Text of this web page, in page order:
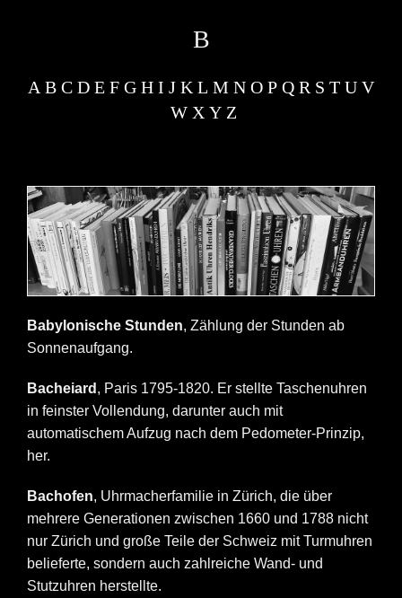
B
A B C D E F G H I J K L M N O P Q R S T U V
W X Y Z
Babylonische Stunden, Zählung der Stunden ab
Sonnenaufgang.
Bacheiard , Paris 1795-1820. Er stellte Taschenuhren
in feinster Vollendung, darunter auch mit
automatischem Aufzug nach dem Pedometer-Prinzip,
her.
Bachofen, Uhrmacherfamilie in Zürich, die über
mehrere Generationen zwischen 1660 und 1788 nicht
nur Zürich und große Teile der Schweiz mit Turmuhren
belieferte, sondern auch zahlreiche Wand- und
Stutzuhren herstellte.